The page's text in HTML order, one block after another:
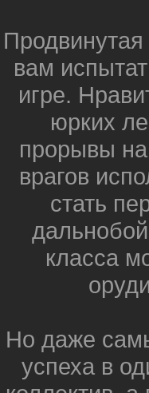
Продвинутая
вам
игре.
юрких
прорывы
врагов
стать
класса
Но даже
успеха в